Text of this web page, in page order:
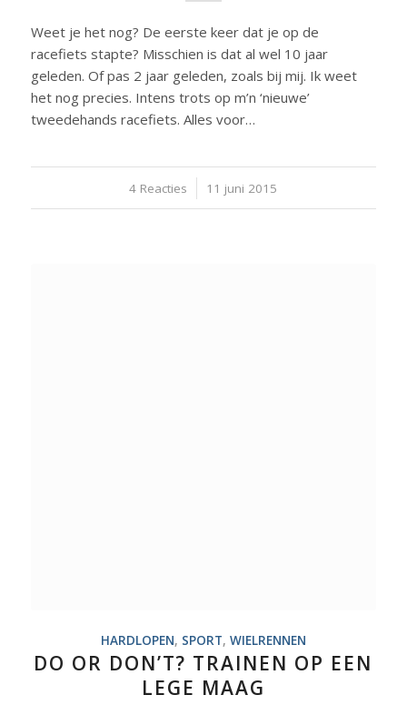
Weet je het nog? De eerste keer dat je op de
racefiets stapte? Misschien is dat al wel 10 jaar
geleden. Of pas 2 jaar geleden, zoals bij mij. Ik weet
het nog precies. Intens trots op m’n ‘nieuwe’
tweedehands racefiets. Alles voor…
4 Reacties
/ 11 juni 2015
HARDLOPEN, SPORT, WIELRENNEN
DO OR DON’T? TRAINEN OP EEN
LEGE MAAG